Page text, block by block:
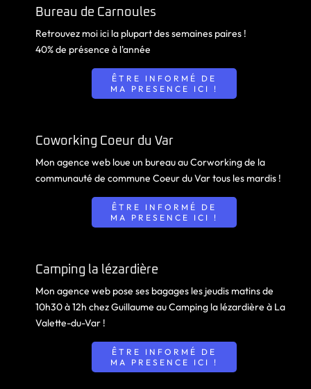
Bureau de Carnoules
Retrouvez moi ici la plupart des semaines paires !
40% de présence à l'année
ÊTRE INFORMÉ DE
MA PRESENCE ICI !
Coworking Coeur du Var
Mon agence web loue un bureau au Corworking de la
communauté de commune Coeur du Var tous les mardis !
ÊTRE INFORMÉ DE
MA PRESENCE ICI !
Camping la lézardière
Mon agence web pose ses bagages les jeudis matins de
10h30 à 12h chez Guillaume au Camping la lézardière à La
Valette-du-Var !
ÊTRE INFORMÉ DE
MA PRESENCE ICI !